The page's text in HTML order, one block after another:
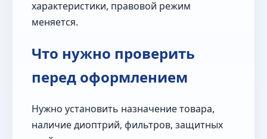
характеристики, правовой режим
меняется.
Что нужно проверить
перед оформлением
Нужно установить назначение товара,
наличие диоптрий, фильтров, защитных